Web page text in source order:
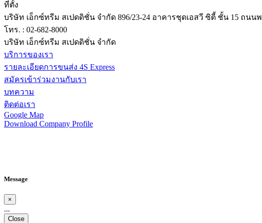
ที่ตั้ง
บริษัท เอ็กซ์ทรีม สเปดดิชั่น จำกัด 896/23-24 อาคารชุดเอสวี ซิตี้ ชั้น 15 ถน
โทร. : 02-682-8000
บริษัท เอ็กซ์ทรีม สเปดดิชั่น จำกัด
บริการของเรา
รายละเอียดการขนส่ง 4S Express
สมัครเข้าร่วมงานกับเรา
บทความ
ติดต่อเรา
Google Map
Download Company Profile
Message
×
...
Close